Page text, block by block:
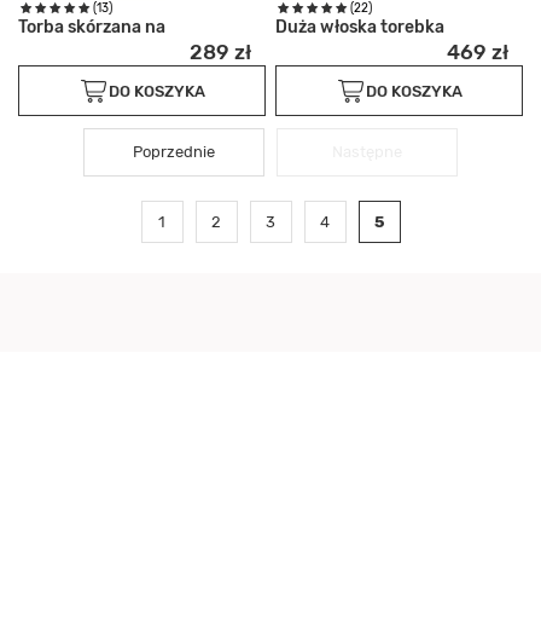
(13)
Torba skórzana na
289 zł
DO KOSZYKA
(22)
Duża włoska torebka
469 zł
DO KOSZYKA
Poprzednie
1 2 3 4 5